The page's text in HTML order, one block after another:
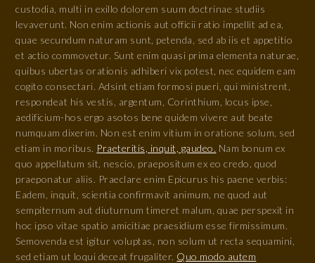
custodia, multi in exillo dolorem suum doctrinae studiis
levaverunt. Non enim actionis aut officii ratio impellit ad ea,
quae secundum naturam sunt, petenda, sed ab iis et appetitio
et actio commovetur. Sunt enim quasi prima elementa naturae,
quibus ubertas orationis adhiberi vix potest, nec equidem eam
cogito consectari. Adsint etiam formosi pueri, qui ministrent,
respondeat his vestis, argentum, Corinthium, locus ipse,
aedificium-hos ergo asotos bene quidem vivere aut beate
numquam dixerim. Non est enim vitium in oratione solum, sed
etiam in moribus. Praeteritis, inquit, gaudeo. Nam bonum ex
quo appellatum sit, nescio, praepositum ex eo credo, quod
praeponatur aliis. Praeclare enim Epicurus his paene verbis:
Eadem, inquit, scientia confirmavit animum, ne quod aut
sempiternum aut diuturnum timeret malum, quae perspexit in
hoc ipso vitae spatio amicitiae praesidium esse firmissimum.
Semovenda est igitur voluptas, non solum ut recta sequamini,
sed etiam ut loqui deceat frugaliter. Quo modo autem